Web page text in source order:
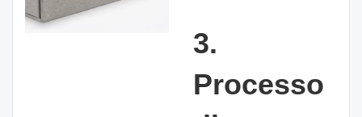
3.
Processo